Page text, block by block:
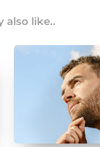
also like..